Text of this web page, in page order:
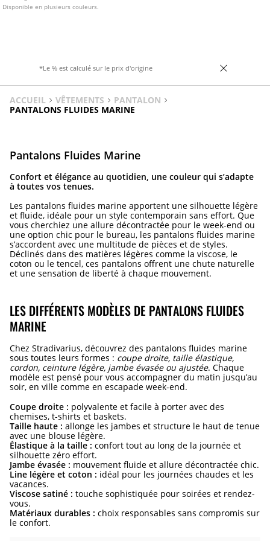
Disponible en plusieurs couleurs.
*Le % est calculé sur le prix d'origine
ACCUEIL VÊTEMENTS
PANTALON
PANTALONS FLUIDES MARINE
Pantalons Fluides Marine
Confort et élégance au quotidien, une couleur qui s’adapte
à toutes vos tenues.
Les pantalons fluides marine apportent une silhouette légère
et fluide, idéale pour un style contemporain sans effort. Que
vous cherchiez une allure décontractée pour le week-end ou
une option chic pour le bureau, les pantalons fluides marine
s’accordent avec une multitude de pièces et de styles.
Déclinés dans des matières légères comme la viscose, le
coton ou le tencel, ces pantalons offrent une chute naturelle
et une sensation de liberté à chaque mouvement.
LES DIFFÉRENTS MODÈLES DE PANTALONS FLUIDES
MARINE
Chez Stradivarius, découvrez des pantalons fluides marine
sous toutes leurs formes : coupe droite, taille élastique,
cordon, ceinture légère, jambe évasée ou ajustée. Chaque
modèle est pensé pour vous accompagner du matin jusqu’au
soir, en ville comme en escapade week-end.
Coupe droite : polyvalente et facile à porter avec des
chemises, t-shirts et baskets.
Taille haute : allonge les jambes et structure le haut de tenue
avec une blouse légère.
Élastique à la taille : confort tout au long de la journée et
silhouette zéro effort.
Jambe évasée : mouvement fluide et allure décontractée chic.
Line légère et coton : idéal pour les journées chaudes et les
vacances.
Viscose satiné : touche sophistiquée pour soirées et rendez-
vous.
Matériaux durables : choix responsables sans compromis sur
le confort.